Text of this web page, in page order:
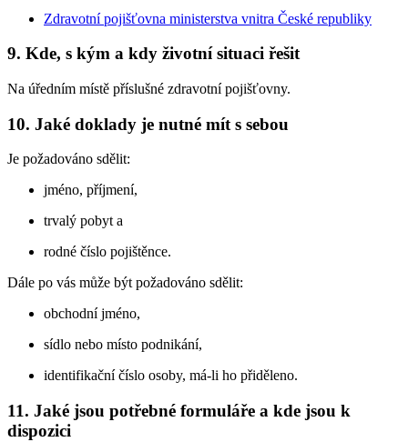
Zdravotní pojišťovna ministerstva vnitra České republiky
9. Kde, s kým a kdy životní situaci řešit
Na úředním místě příslušné zdravotní pojišťovny.
10. Jaké doklady je nutné mít s sebou
Je požadováno sdělit:
jméno, příjmení,
trvalý pobyt a
rodné číslo pojištěnce.
Dále po vás může být požadováno sdělit:
obchodní jméno,
sídlo nebo místo podnikání,
identifikační číslo osoby, má-li ho přiděleno.
11. Jaké jsou potřebné formuláře a kde jsou k
dispozici